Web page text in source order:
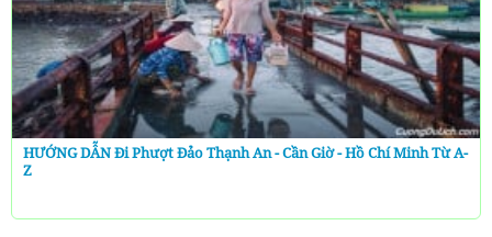
HƯỚNG DẪN Đi Phượt Đảo Thạnh An - Cần Giờ - Hồ Chí Minh Từ A-
Z